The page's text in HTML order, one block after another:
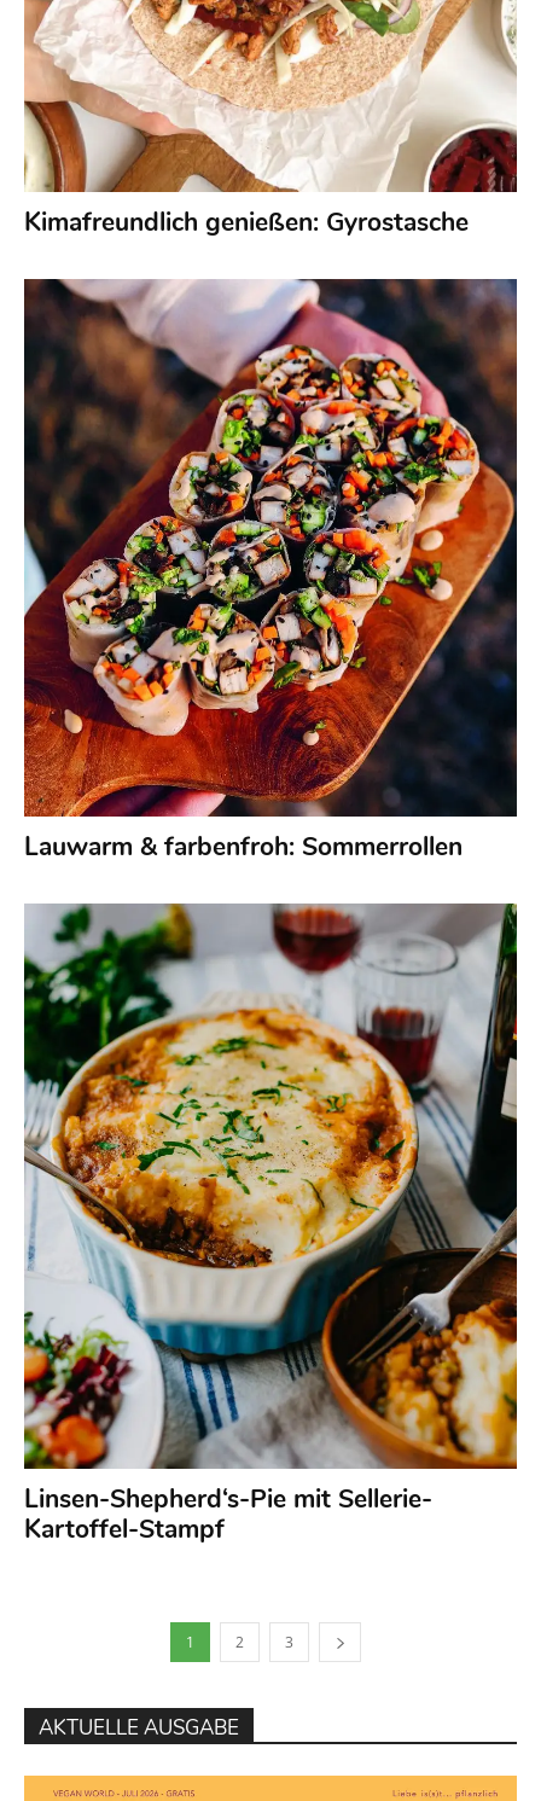
Kimafreundlich genießen: Gyrostasche
Lauwarm & farbenfroh: Sommerrollen
Linsen-Shepherd‘s-Pie mit Sellerie-
Kartoffel-Stampf
1 2 3
AKTUELLE AUSGABE